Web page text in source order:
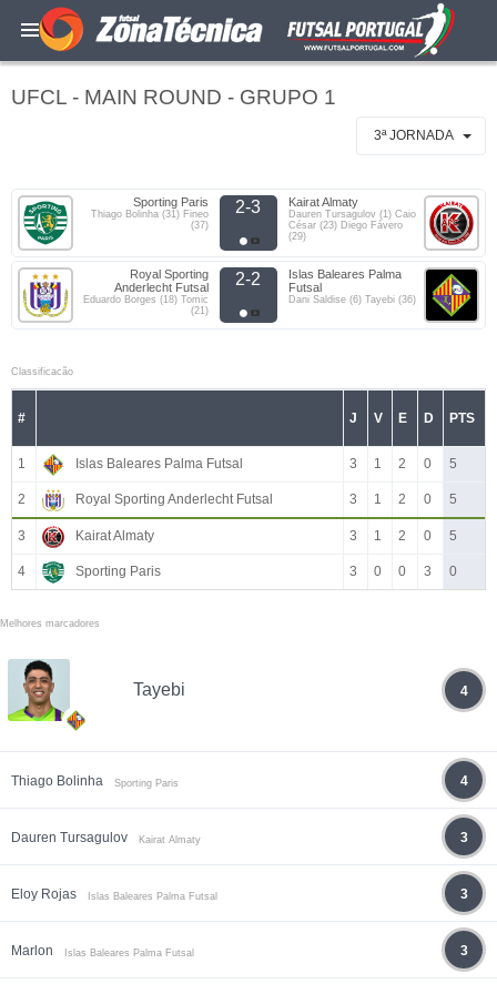
UFCL - MAIN ROUND - GRUPO 1
3ª JORNADA
Sporting Paris
Thiago Bolinha (31) Fineo
(37)
2-3 Kairat Almaty
Dauren Tursagulov (1) Caio
César (23) Diego Fávero
(29)
Royal Sporting
Anderlecht Futsal
Eduardo Borges (18) Tomic
(21)
2-2
Islas Baleares Palma
Futsal
Dani Saldise (6) Tayebi (36)
Classificacão
# J V E D PTS
1 Islas Baleares Palma Futsal 3 1 2 0 5
2 Royal Sporting Anderlecht Futsal 3 1 2 0 5
3 Kairat Almaty 3 1 2 0 5
4 Sporting Paris 3 0 0 3 0
Melhores marcadores
Tayebi 4
Thiago Bolinha Sporting Paris 4
Dauren Tursagulov Kairat Almaty 3
Eloy Rojas Islas Baleares Palma Futsal 3
Marlon Islas Baleares Palma Futsal 3